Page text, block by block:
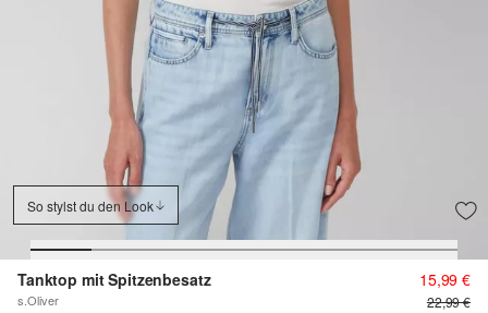
So stylst du den Look
Tanktop mit Spitzenbesatz
s.Oliver
15,99 €
22,99 €